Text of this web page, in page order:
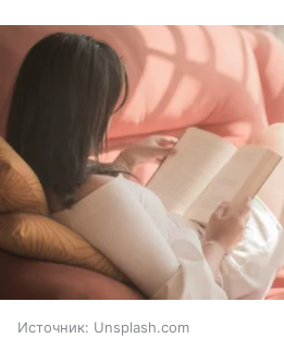
Источник: Unsplash.com